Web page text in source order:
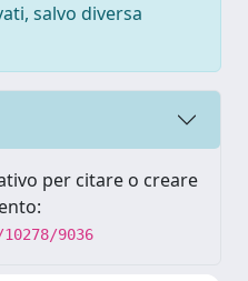
salvo diversa
per citare o creare
9036